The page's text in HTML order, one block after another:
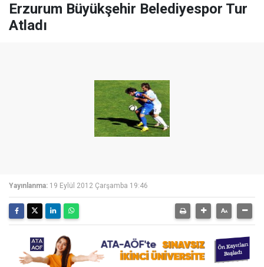
Erzurum Büyükşehir Belediyespor Tur
Atladı
Yayınlanma: 19 Eylül 2012 Çarşamba 19:46